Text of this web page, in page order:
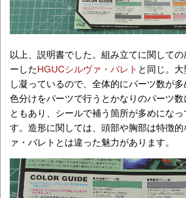
以上、説明書でした。組み立てに関して
ーしたHGUCシルヴァ・バレト と同じ。
し凝っているので、全体的にパーツ数が
色分けをパーツで行うとかなりのパーツ
ともあり、シールで補う箇所が多めにな
す。造形に関しては、頭部や胸部は特徴
ァ・バレトとは違った魅力があります。